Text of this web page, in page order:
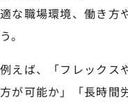
適な職場環境、働き方
う。
例えば、「フレックス
方が可能か」「長時間